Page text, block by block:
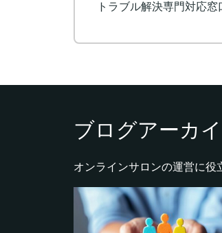
予約・決済受付
ブログアーカ
オンラインサロンの運営に役